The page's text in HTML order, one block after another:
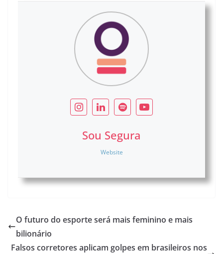
Sou Segura
Website
O futuro do esporte será mais feminino e mais
bilionário
Falsos corretores aplicam golpes em brasileiros nos